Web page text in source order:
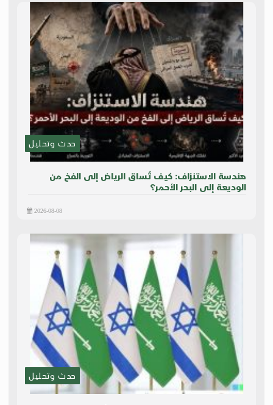
حدث وتحليل
هندسة الاستنزاف: كيف تُساق الرياض إلى الفخ من
الوديعة إلى البحر الأحمر؟
2026-08-08
حدث وتحليل